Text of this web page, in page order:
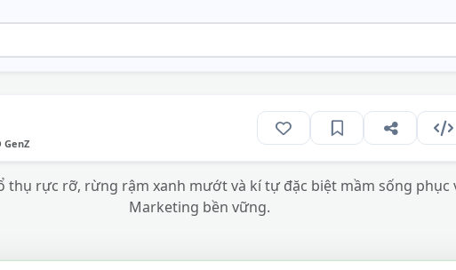
rực rỡ, rừng rậm xanh mướt và kí tự đặc biệt mầm sống phục
Marketing bền vững.